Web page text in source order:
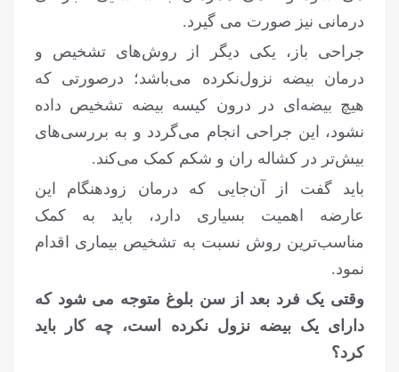
درمانی نیز صورت می گیرد.
جراحی باز، یکی دیگر از روش‌های تشخیص و
درمان بیضه نزول‌نکرده می‌باشد؛ درصورتی که
هیچ بیضه‌ای در درون کیسه بیضه تشخیص داده
نشود، این جراحی انجام می‌گردد و به بررسی‌های
بیش‌تر در کشاله ران و شکم کمک می‌کند.
باید گفت از آن‌جایی که درمان زودهنگام این
عارضه اهمیت بسیاری دارد، باید به کمک
مناسب‌ترین روش نسبت به تشخیص بیماری اقدام
نمود.
وقتی یک فرد بعد از سن بلوغ متوجه می شود که
دارای یک بیضه نزول نکرده است، چه کار باید
کرد؟